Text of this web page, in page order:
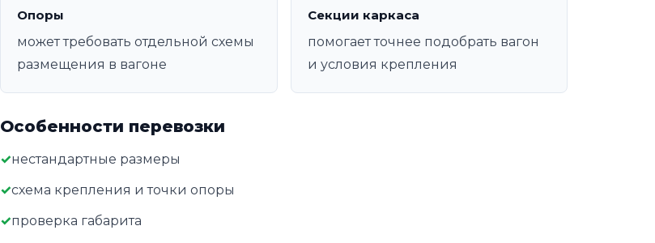
Опоры
может требовать отдельной схемы
размещения в вагоне
Секции каркаса
помогает точнее подобрать вагон
и условия крепления
Особенности перевозки
нестандартные размеры
схема крепления и точки опоры
проверка габарита